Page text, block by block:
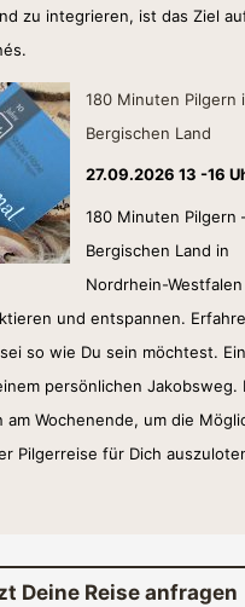
zu integrieren, ist das Ziel
180 Minuten Pilgern
Bergischen Land
27.09.2026 13 -16
180 Minuten Pilgern
Bergischen Land in
Nordrhein-
und entspannen.
so wie Du sein möchtest.
persönlichen Jakobsweg.
am Wochenende, um die
Pilgerreise für Dich
Deine Reise anfragen